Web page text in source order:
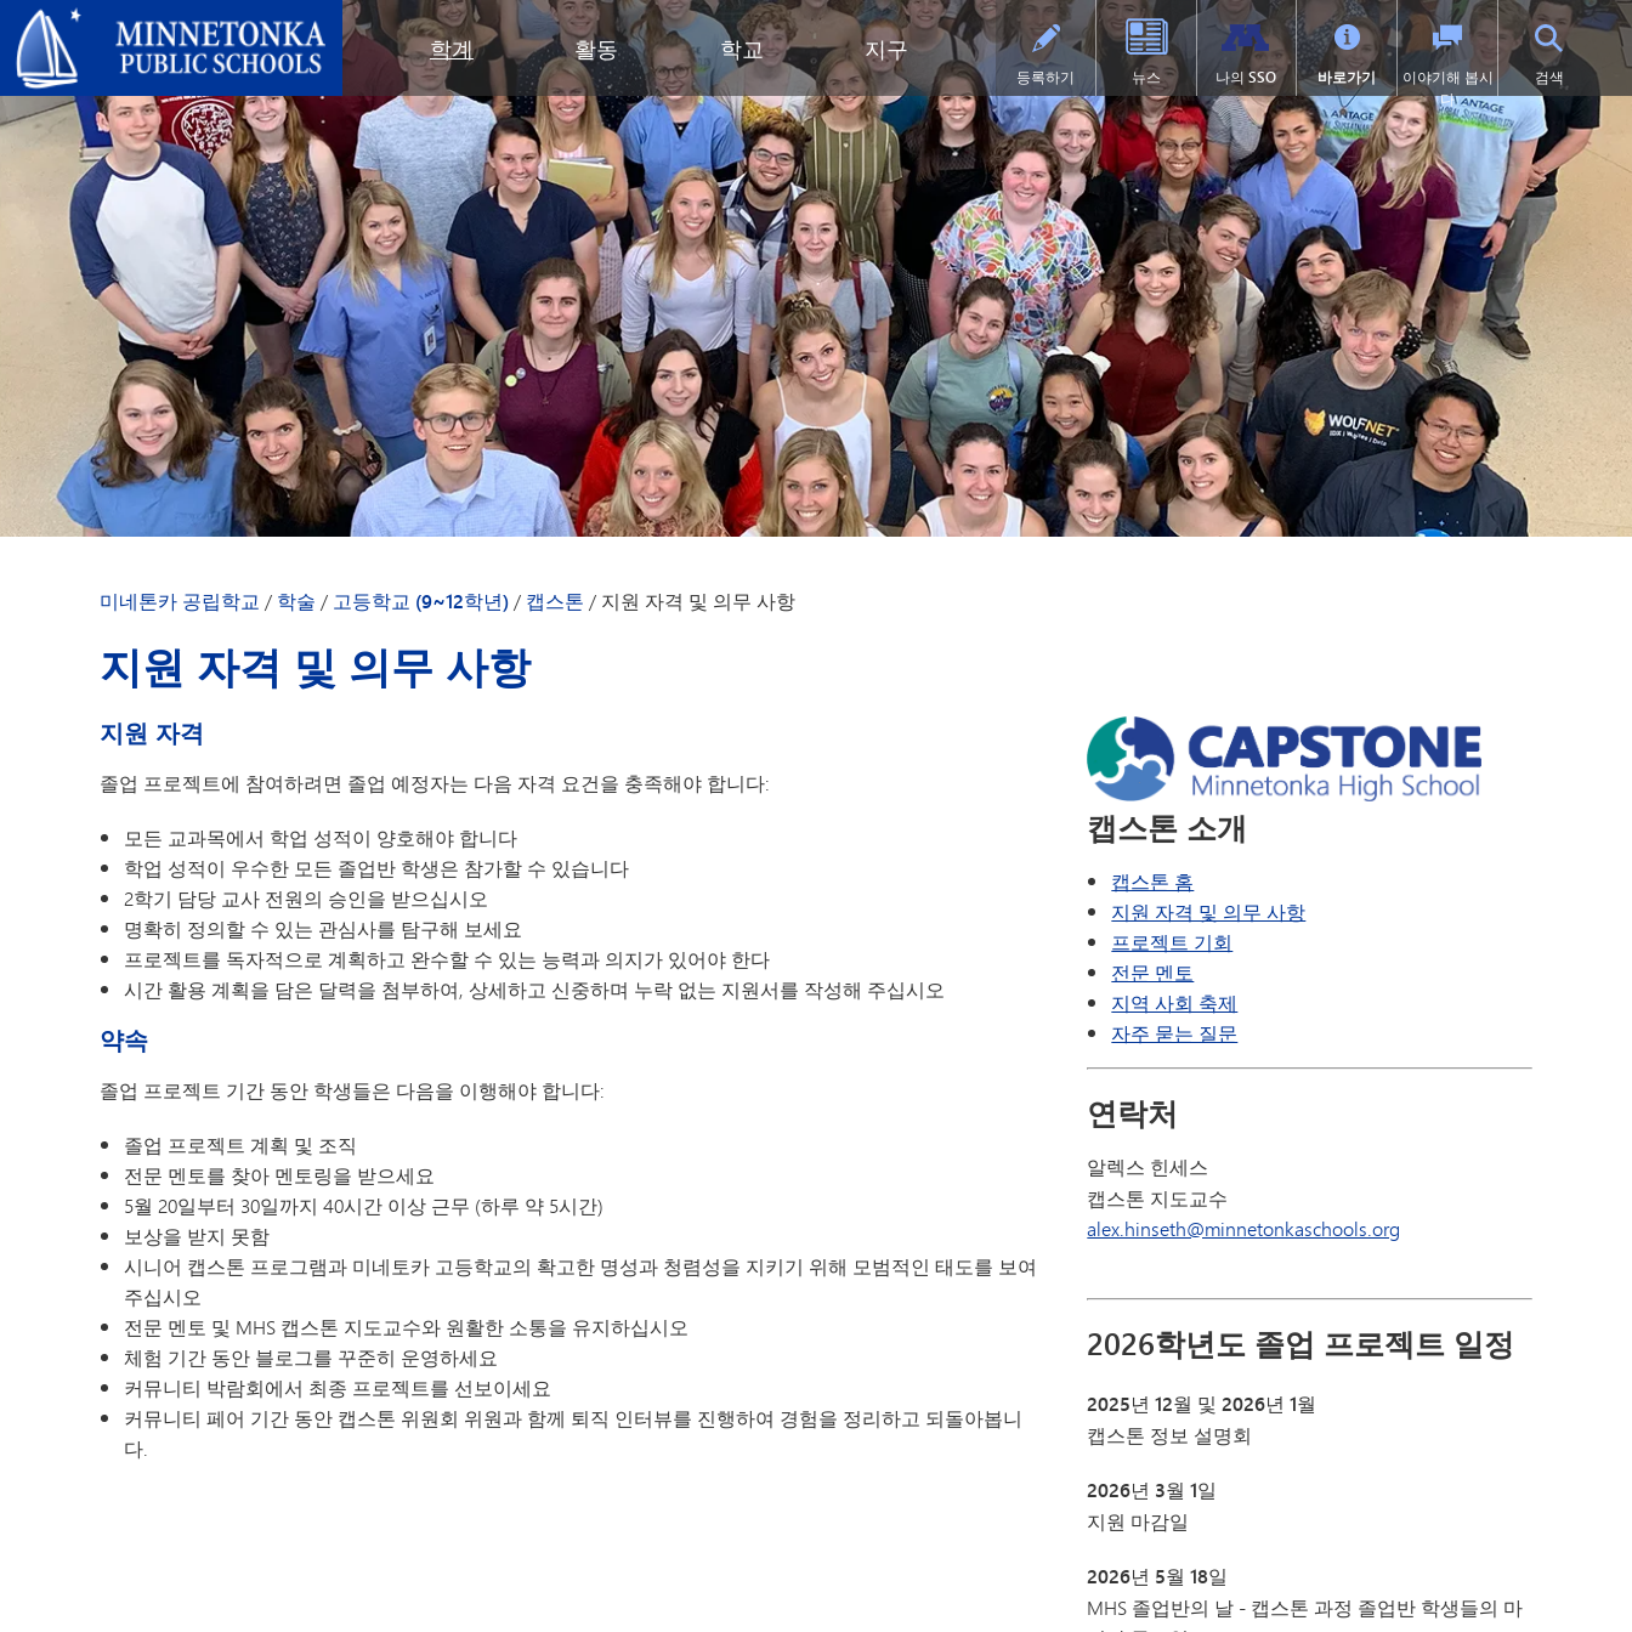
미네토카 공립학교
학계
지역 프로그램
심화 학습
컴퓨터 과학 및 코딩
디지털 헬스 & 웰니스
언어 몰입 교육
음악 설정
네비게이터 프로그램
올베우스(OLWEUS) 학교 폭력 예
방
톤카 온라인
유아기
영유아 건강 검진
유아기 가족 교육(ECFE)
유아 특수교육 (ECSE)
주니어 익스플로러 어린이집
미네토카 유치원
초등부 (유치원~5학년)
교육 과정
초등학생용 웹 링크
초등학교 미술 교육
몰입형 교육 과정 (유치원~5학년)
Kindergarten at Minnetonka
문해력 증진 계획
고등학교 (9~12학년)
학술적 수상 내역
대학 선이수 과정(AP)
캡스톤
미술
졸업 요건
국제 바칼로레아(IB)
국제학
언어 몰입 교육 (9~12학년)
미네토카 연구소
주요 분야: 항공, 자동차, 건설
프로젝트 리드 더 웨이
선장 일지 | MHS 과정 안내서
톤카 온라인 (보충 자료)
중학교 (6~8학년)
학술적 수상 내역
강좌 안내
언어 몰입 교육 (6~8학년)
활동
전 학군
우수성 기념 행사
봉사 기념 행사
지역사회 교육
목표를 가진 육아
‘더 푸른 미래를 위한’ 재사용 및 재
활용 행사
톤카가 제공합니다
초등학교
지역 합창단
톤카 과외
청소년 역량 강화
청소년 여가 활동
중학교
활동 - MME
활동 - MMW
고등학교 활동
동아리 및 특별 활동
문의하기
미네토카 합창단(새 창/탭에서 열림)
미네토카 밴드(새 창/탭에서 열림)
미네토카 오케스트라(새 창/탭에서 열림)
미네토카 극장 (새 창/탭에서 열림)
등록(새 창/탭에서 열림)
학생회
고등학교 체육
달력
시설
자주 묻는 질문
연락처
등록(새 창/탭에서 열림)
스포츠
스포츠 소식
티켓
학교
지역사회 교육
미네토카 유치원 및 ECFE
탐험가 (보육)
청소년
성인 프로그램
행사
초등학교
클리어 스프링스 초등학교
딥헤이븐 초등학교
엑셀시어 초등학교
그로브랜드 초등학교
미네와슈타 초등학교
스케닉 하이츠 초등학교
중학교
동부 중학교
웨스트 중학교
고등학교
미네토카 고등학교
전환 교육
SAIL 전환 프로그램
이러닝
톤카 온라인
지구
리더십
연차 보고서
학군 정책
교육위원회
교육감
미네토카 학군 소개
지역 지도(새 창/탭에서 열림)
사명, 신념 및 비전
학부모 및 학생 안내서
자랑스러운 점
직원 명단
부서
예산 및 재무
입찰 및 제안서 모집
커뮤니케이션
시설 이용 및 대관
인사
영양 서비스
재학생 및 일반 모집
안전 및 보안
교육과 학습
기술
평가 및 검정
교통
파트너
후원회
사례
다이아몬드 클럽(새 창/탭에서 열림)
가족 협력 프로그램
미네토카 동창회
미네토카 재단
스키퍼스 후원회
톤카 CARES
톤카 프라이드
프로그램
1:1 아이패드 정보
제504조
학교 폭력 예방
디지털 헬스 & 웰니스
영어 학습자 (EL)
보건 서비스
집에 갇힌
맥키니-벤토 지원 대상 학생
미네톤카 아메리칸 인디언 교육
프로그램
특수 교육
제1장
제9조
등록하기 뉴스 나의 SSO 바로가기
이야기해 봅시
다
검색
미네톤카 공립학교 / 학술 / 고등학교 (9~12학년)/ 캡스톤 / 지원 자격 및 의무 사항
지원 자격 및 의무 사항
지원 자격
졸업 프로젝트에 참여하려면 졸업 예정자는 다음 자격 요건을 충족해야 합니다:
모든 교과목에서 학업 성적이 양호해야 합니다
학업 성적이 우수한 모든 졸업반 학생은 참가할 수 있습니다
2학기 담당 교사 전원의 승인을 받으십시오
명확히 정의할 수 있는 관심사를 탐구해 보세요
프로젝트를 독자적으로 계획하고 완수할 수 있는 능력과 의지가 있어야 한다
시간 활용 계획을 담은 달력을 첨부하여, 상세하고 신중하며 누락 없는 지원서를 작성해 주십시오
약속
졸업 프로젝트 기간 동안 학생들은 다음을 이행해야 합니다:
졸업 프로젝트 계획 및 조직
전문 멘토를 찾아 멘토링을 받으세요
5월 20일부터 30일까지 40시간 이상 근무 (하루 약 5시간)
보상을 받지 못함
시니어 캡스톤 프로그램과 미네토카 고등학교의 확고한 명성과 청렴성을 지키기 위해 모범적인 태도를 보여
주십시오
전문 멘토 및 MHS 캡스톤 지도교수와 원활한 소통을 유지하십시오
체험 기간 동안 블로그를 꾸준히 운영하세요
커뮤니티 박람회에서 최종 프로젝트를 선보이세요
커뮤니티 페어 기간 동안 캡스톤 위원회 위원과 함께 퇴직 인터뷰를 진행하여 경험을 정리하고 되돌아봅니
다.
캡스톤 소개
캡스톤 홈
지원 자격 및 의무 사항
프로젝트 기회
전문 멘토
지역 사회 축제
자주 묻는 질문
연락처
알렉스 힌세스
캡스톤 지도교수
alex.hinseth@minnetonkaschools.org
2026학년도 졸업 프로젝트 일정
2025년 12월 및 2026년 1월
캡스톤 정보 설명회
2026년 3월 1일
지원 마감일
2026년 5월 18일
MHS 졸업반의 날 - 캡스톤 과정 졸업반 학생들의 마